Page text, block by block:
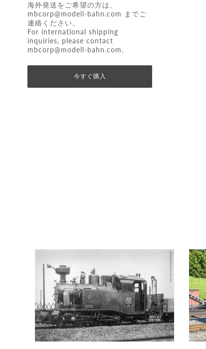
海外発送をご希望の方は、
mbcorp@modell-bahn.com
までご
連絡ください。
For international shipping
inquiries, please contact
mbcorp@modell-bahn.com.
今すぐ購入